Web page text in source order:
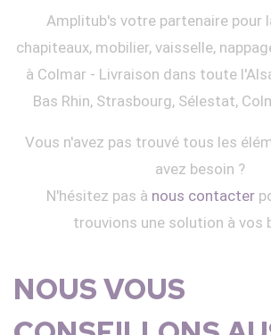
Amplitub's votre partenaire pour
chapiteaux, mobilier, vaisselle,
à Colmar - Livraison dans toute
Bas Rhin, Strasbourg, Sélestat,
Vous n'avez pas trouvé tous les
avez besoin ?
N'hésitez pas à nous contacter
trouvions une solution à vos
NOUS VOUS